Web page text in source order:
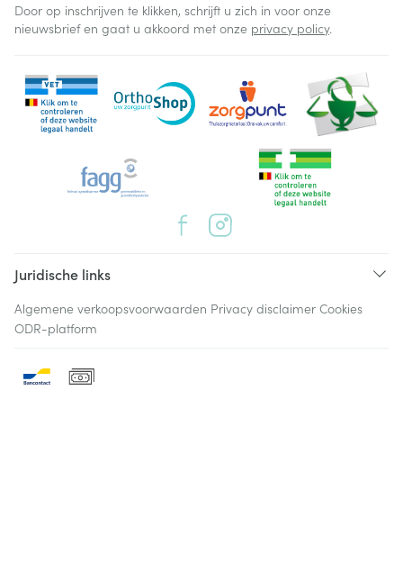
Door op inschrijven te klikken, schrijft u zich in voor onze
nieuwsbrief en gaat u akkoord met onze privacy policy.
Juridische links
Algemene verkoopsvoorwaarden Privacy disclaimer Cookies
ODR-platform